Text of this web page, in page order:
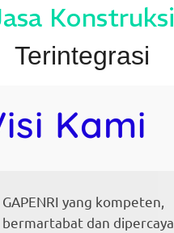
Konstruksi
Terintegrasi
Kami
GAPENRI yang kompeten,
bermartabat dan dipercaya